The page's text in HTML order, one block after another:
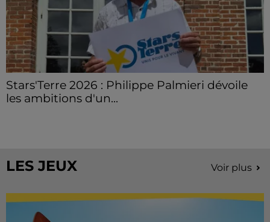
Stars'Terre 2026 : Philippe Palmieri dévoile
les ambitions d'un...
LES JEUX Voir plus